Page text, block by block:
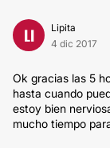
LI
Lipita
4 dic 2017
Ok gracias las 5
hasta cuando
estoy bien
mucho tiempo